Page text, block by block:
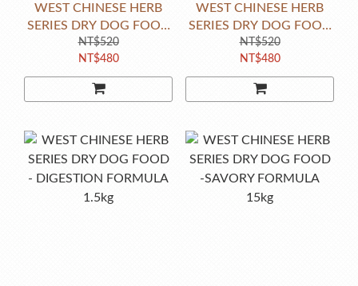
WEST CHINESE HERB
SERIES DRY DOG FOOD
-SAVORY FORMULA
1.5kg
NT$520
NT$480
WEST CHINESE HERB
SERIES DRY DOG FOOD
-TONIC FORMULA 1.5kg
NT$520
NT$480